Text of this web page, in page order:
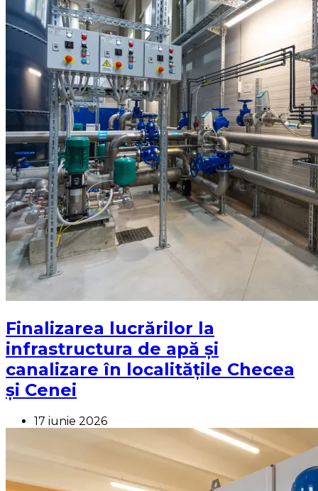
Finalizarea lucrărilor la
infrastructura de apă și
canalizare în localitățile Checea
și Cenei
17 iunie 2026